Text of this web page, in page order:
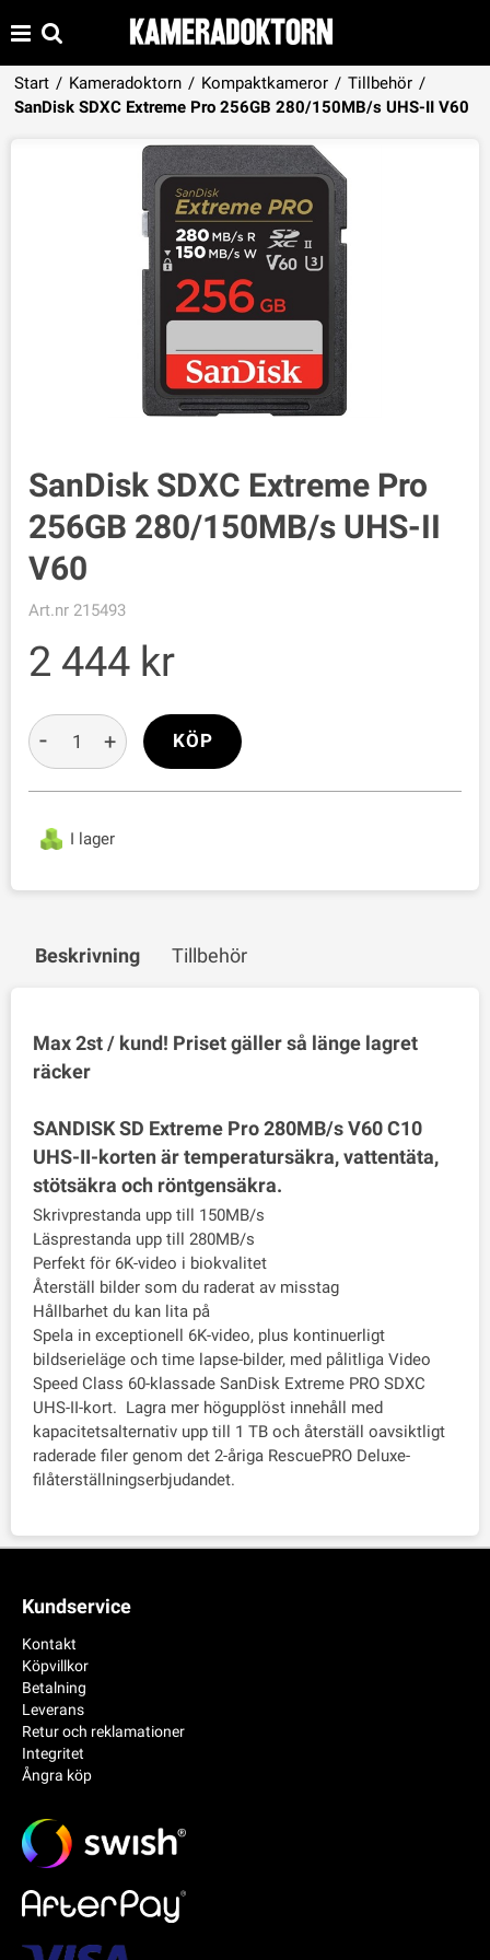
Start / Kameradoktorn / Kompaktkameror / Tillbehör /
SanDisk SDXC Extreme Pro 256GB 280/150MB/s UHS-II V60
Produkten har lagts i din varukorg
VISA VARUKORGEN TILL KASSAN
SanDisk SDXC Extreme Pro
256GB 280/150MB/s UHS-II
V60
Art.nr 215493
2 444
I lager
- + KÖP
Beskrivning Tillbehör
Max 2st / kund! Priset gäller så länge lagret
räcker
SANDISK SD Extreme Pro 280MB/s V60 C10
UHS-II-korten är temperatursäkra, vattentäta,
stötsäkra och röntgensäkra.
Skrivprestanda upp till 150MB/s
Läsprestanda upp till 280MB/s
Perfekt för 6K-video i biokvalitet
Återställ bilder som du raderat av misstag
Hållbarhet du kan lita på
Spela in exceptionell 6K-video, plus kontinuerligt
bildserieläge och time lapse-bilder, med pålitliga Video
Speed Class 60-klassade SanDisk Extreme PRO SDXC
UHS-II-kort. Lagra mer högupplöst innehåll med
kapacitetsalternativ upp till 1 TB och återställ oavsiktligt
raderade filer genom det 2-åriga RescuePRO Deluxe-
filåterställningserbjudandet.
Kundservice
Kontakt
Köpvillkor
Betalning
Leverans
Retur och reklamationer
Integritet
Ångra köp